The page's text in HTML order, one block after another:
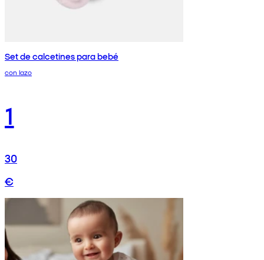
Set de calcetines para bebé
con lazo
1
30
€